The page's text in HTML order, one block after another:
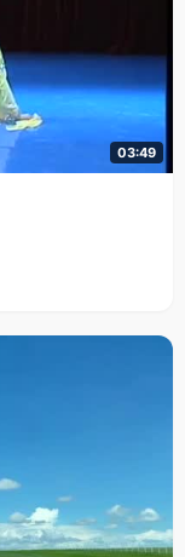
03:49